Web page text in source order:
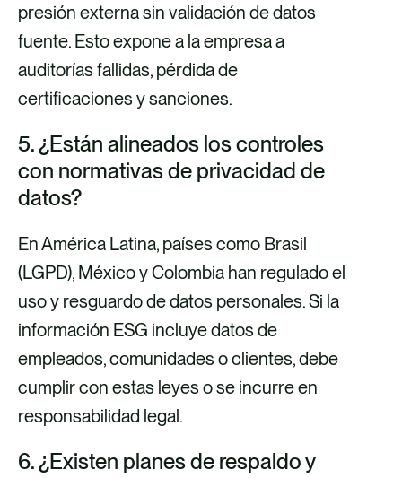
presión externa sin validación de datos
fuente. Esto expone a la empresa a
auditorías fallidas, pérdida de
certificaciones y sanciones.
5. ¿Están alineados los controles
con normativas de privacidad de
datos?
En América Latina, países como Brasil
(LGPD), México y Colombia han regulado el
uso y resguardo de datos personales. Si la
información ESG incluye datos de
empleados, comunidades o clientes, debe
cumplir con estas leyes o se incurre en
responsabilidad legal.
6. ¿Existen planes de respaldo y